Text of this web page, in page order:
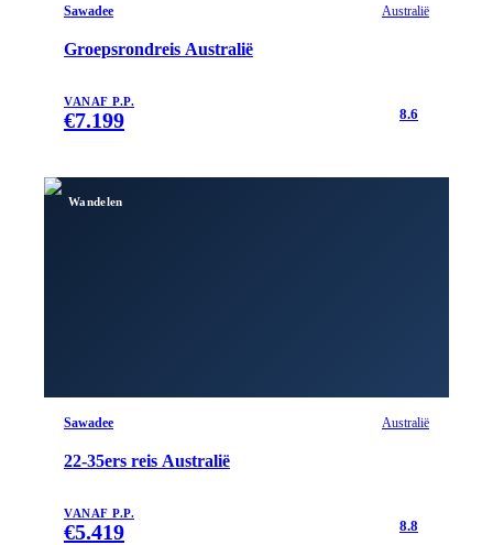
Sawadee Australië
Groepsrondreis Australië
VANAF P.P.
€7.199 8.6
Wandelen
Sawadee Australië
22-35ers reis Australië
VANAF P.P.
€5.419 8.8